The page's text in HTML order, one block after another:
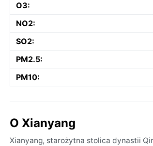
O3:
NO2:
SO2:
PM2.5:
PM10:
O Xianyang
Xianyang, starożytna stolica dynastii